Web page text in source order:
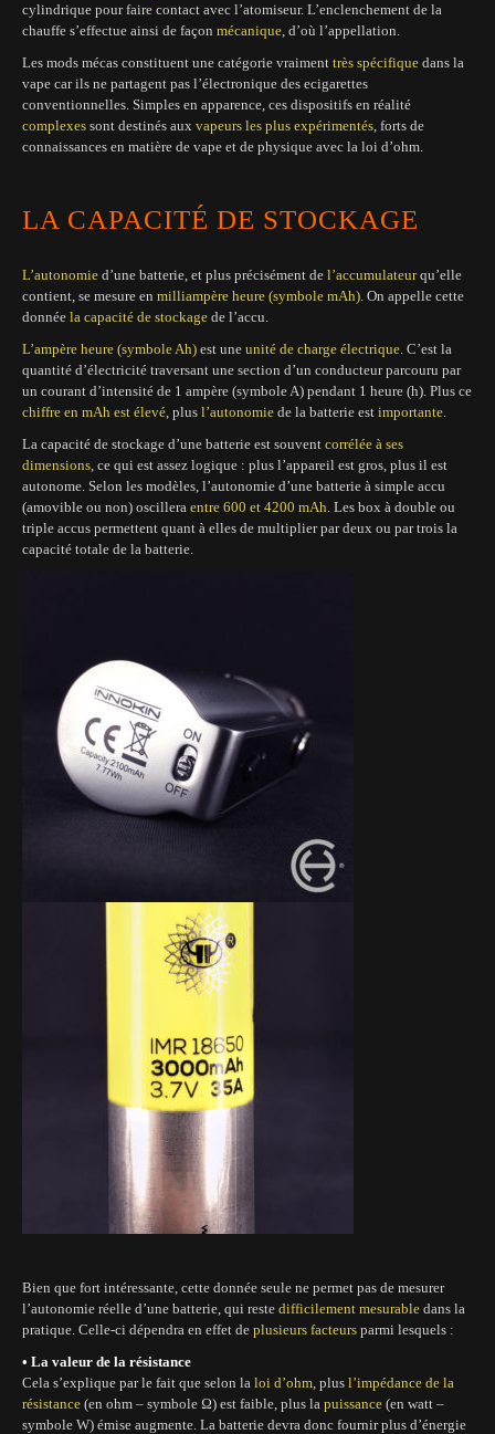
cylindrique pour faire contact avec l’atomiseur. L’enclenchement de la
chauffe s’effectue ainsi de façon mécanique, d’où l’appellation.
Les mods mécas constituent une catégorie vraiment très spécifique dans la
vape car ils ne partagent pas l’électronique des ecigarettes
conventionnelles. Simples en apparence, ces dispositifs en réalité
complexes sont destinés aux vapeurs les plus expérimentés, forts de
connaissances en matière de vape et de physique avec la loi d’ohm.
LA CAPACITÉ DE STOCKAGE
L’autonomie d’une batterie, et plus précisément de l’accumulateurqu’elle
contient, se mesure en milliampère heure (symbole mAh). On appelle cette
donnée la capacité de stockage de l’accu.
L’ampère heure (symbole Ah) est une unité de charge électrique. C’est la
quantité d’électricité traversant une section d’un conducteur parcouru par
un courant d’intensité de 1 ampère (symbole A) pendant 1 heure (h). Plus ce
chiffre en mAh est élevé, plus l’autonomie de la batterie est importante.
La capacité de stockage d’une batterie est souvent corrélée à ses
dimensions, ce qui est assez logique : plus l’appareil est gros, plus il est
autonome. Selon les modèles, l’autonomie d’une batterie à simple accu
(amovible ou non) oscillera entre 600 et 4200 mAh. Les box à double ou
triple accus permettent quant à elles de multiplier par deux ou par trois la
capacité totale de la batterie.
Bien que fort intéressante, cette donnée seule ne permet pas de mesurer
l’autonomie réelle d’une batterie, qui reste difficilement mesurable dans la
pratique. Celle-ci dépendra en effet de plusieurs facteurs parmi lesquels :
• La valeur de la résistance
Cela s’explique par le fait que selon la loi d’ohm, plus l’impédance de la
résistance (en ohm – symbole Ω) est faible, plus la puissance (en watt –
symbole W) émise augmente. La batterie devra donc fournir plus d’énergie